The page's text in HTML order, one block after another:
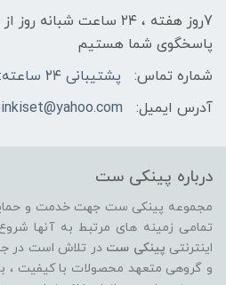
7روز هفته ، ۲۴ ساعت
پاسخگوی شما هستیم
شماره تماس:
پشتیبانی ۲۴ ساعته: 09196726260
آدرس ایمیل:
درباره پینکی ست
مجموعه پینکی ست جهت خدمت و
تمامی زمینه های مرتبط به آنها
اینترنتی پینکی ست در تلاش است در
و گروهی متعهد محصولات با کیفیت ،